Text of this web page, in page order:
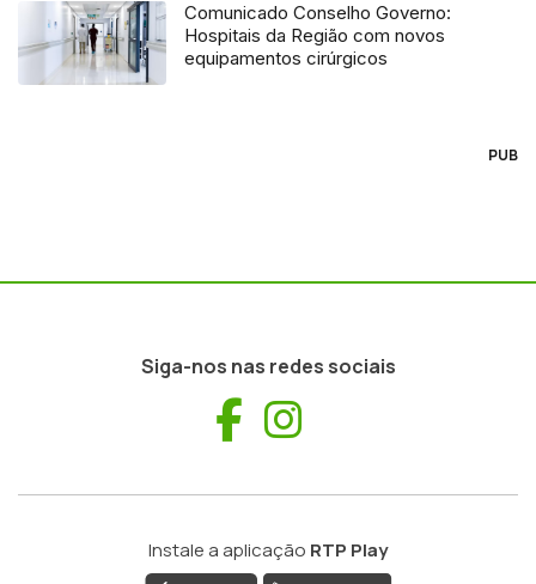
Comunicado Conselho Governo:
Hospitais da Região com novos
equipamentos cirúrgicos
PUB
Siga-nos nas redes sociais
Facebook
Instale a aplicação RTP Play